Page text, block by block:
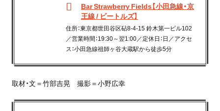
Bar Strawberry Fields【小田急線・京
王線 / ビートルズ】
住所：東京都世田谷区砧8-4-15 鈴木第一ビル102
／営業時間：19:30～翌1:00／定休日：日／アクセ
ス：小田急線祖師ヶ谷大蔵駅から徒歩5分
取材・文＝竹部吉晃 撮影＝小野広幸